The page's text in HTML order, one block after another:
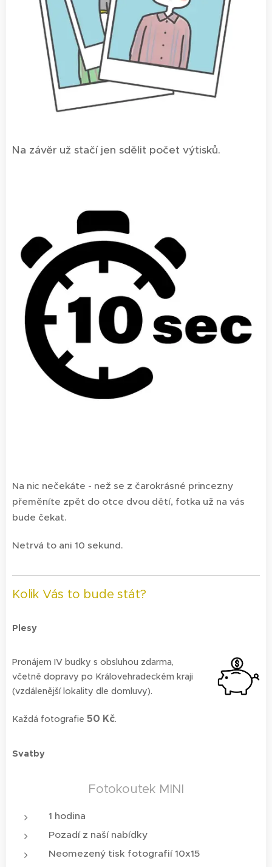
Na závěr už stačí jen sdělit počet výtisků.
Na nic nečekáte - než se z čarokrásné princezny
přeměníte zpět do otce dvou dětí, fotka už na vás
bude čekat.
Netrvá to ani 10 sekund.
Kolik Vás to bude stát?
Plesy
Pronájem IV budky s obsluhou zdarma,
včetně dopravy po Královehradeckém kraji
(vzdálenější lokality dle domluvy).
Každá fotografie 50 Kč.
Svatby
Fotokoutek MINI
1 hodina
Pozadí z naší nabídky
Neomezený tisk fotografií 10x15